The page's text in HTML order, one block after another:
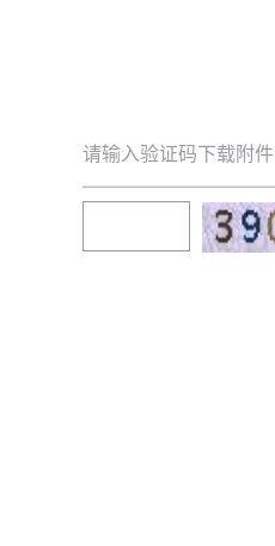
请输入验证码下载附件